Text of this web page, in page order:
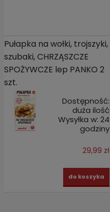
Pułapka na wołki, trojszyki,
szubaki, CHRZĄSZCZE
SPOŻYWCZE lep PANKO 2
szt.
Dostępność:
duża ilość
Wysyłka w: 24
godziny
29,99 zł
do koszyka